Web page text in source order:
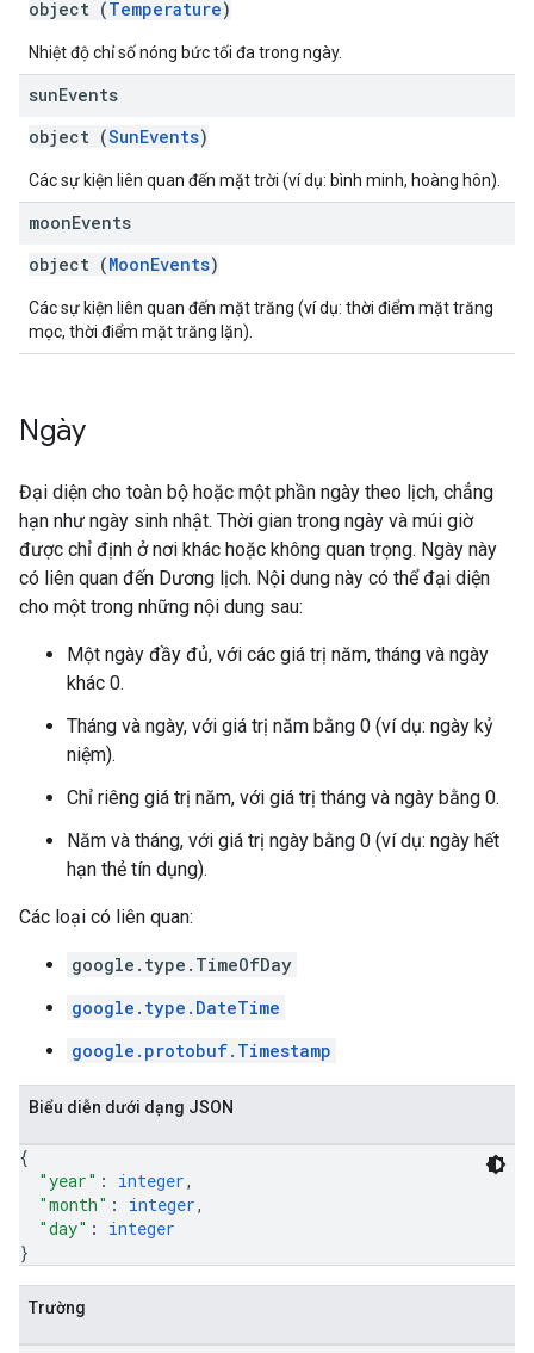
object (Temperature)
Nhiệt độ chỉ số nóng bức tối đa trong ngày.
sunEvents
object (SunEvents)
Các sự kiện liên quan đến mặt trời (ví dụ: bình minh, hoàng hôn).
moonEvents
object (MoonEvents)
Các sự kiện liên quan đến mặt trăng (ví dụ: thời điểm mặt trăng
mọc, thời điểm mặt trăng lặn).
Ngày
Đại diện cho toàn bộ hoặc một phần ngày theo lịch, chẳng
hạn như ngày sinh nhật. Thời gian trong ngày và múi giờ
được chỉ định ở nơi khác hoặc không quan trọng. Ngày này
có liên quan đến Dương lịch. Nội dung này có thể đại diện
cho một trong những nội dung sau:
Một ngày đầy đủ, với các giá trị năm, tháng và ngày
khác 0.
Tháng và ngày, với giá trị năm bằng 0 (ví dụ: ngày kỷ
niệm).
Chỉ riêng giá trị năm, với giá trị tháng và ngày bằng 0.
Năm và tháng, với giá trị ngày bằng 0 (ví dụ: ngày hết
hạn thẻ tín dụng).
Các loại có liên quan:
google.type.TimeOfDay
google.type.DateTime
google.protobuf.Timestamp
Biểu diễn dưới dạng JSON
{
"year" : integer,
"month" : integer,
"day" : integer
}
Trường